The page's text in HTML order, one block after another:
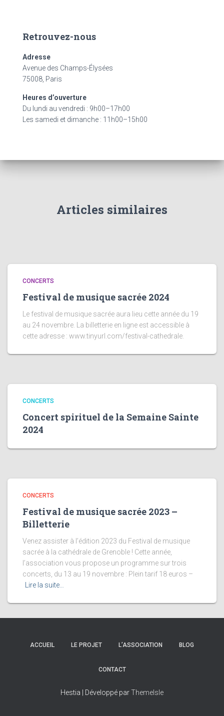
r
h
e
r
:
Retrouvez-nous
Adresse
Avenue des Champs-Élysées
75008, Paris
Heures d’ouverture
Du lundi au vendredi : 9h00–17h00
Les samedi et dimanche : 11h00–15h00
Articles similaires
CONCERTS
Festival de musique sacrée 2024
Le festival de musique sacrée aura lieu cette année du 19
au 24 novembre. La billetterie en ligne est accessible à
cette adresse : www.tinyurl.com/festival-cathedrale.
CONCERTS
Concert spirituel de la Semaine Sainte
2024
CONCERTS
Festival de musique sacrée 2023 –
Billetterie
Venez assister à l’édition 2023 du Festival de musique
sacrée à la cathédrale de Grenoble ! Cette année,
l’association vous propose un programme sur trois
concerts, du 13 au 19 novembre : Plein tarif 18 euros –
Lire la suite…
ACCUEIL LE PROJET L’ASSOCIATION BLOG
CONTACT
Hestia | Développé parThemeIsle